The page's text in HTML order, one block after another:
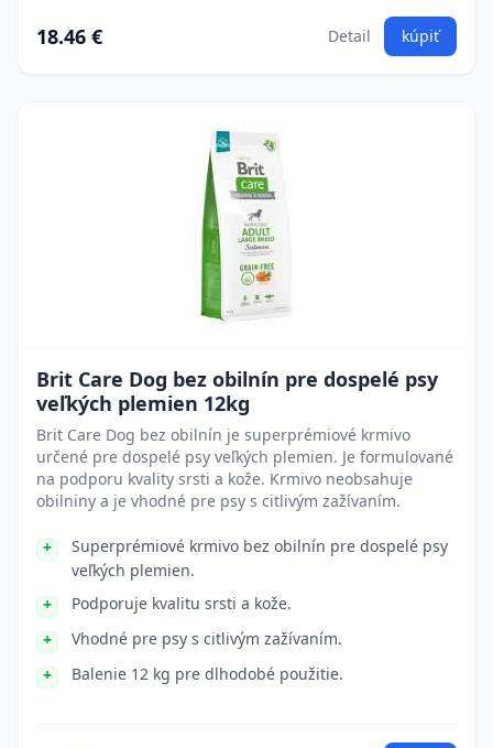
18.46 € Detail kúpiť
Brit Care Dog bez obilnín pre dospelé psy
veľkých plemien 12kg
Brit Care Dog bez obilnín je superprémiové krmivo
určené pre dospelé psy veľkých plemien. Je formulované
na podporu kvality srsti a kože. Krmivo neobsahuje
obilniny a je vhodné pre psy s citlivým zažívaním.
Superprémiové krmivo bez obilnín pre dospelé psy
veľkých plemien.
Podporuje kvalitu srsti a kože.
Vhodné pre psy s citlivým zažívaním.
Balenie 12 kg pre dlhodobé použitie.